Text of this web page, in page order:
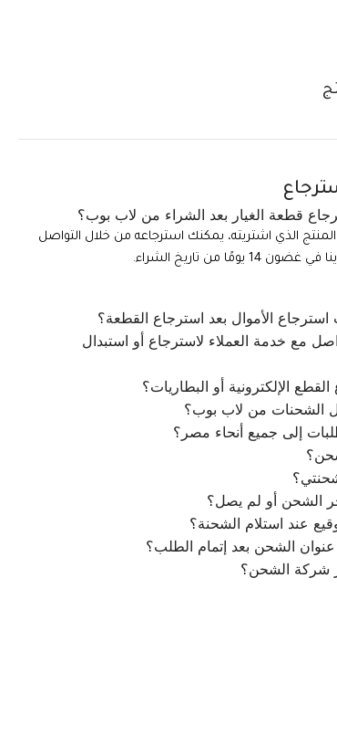
قطعة الغيار بعد الشراء من لاب بوب؟
الذي اشتريته، يمكنك استرجاعه من خلال التواصل
يومًا من تاريخ الشراء.
الأموال بعد استرجاع القطعة؟
مع خدمة العملاء لاسترجاع أو استبدال
الإلكترونية أو البطاريات؟
الشحنات من لاب بوب؟
إلى جميع أنحاء مصر؟
الشحن أو لم يصل؟
عند استلام الشحنة؟
الشحن بعد إتمام الطلب؟
شركة الشحن؟